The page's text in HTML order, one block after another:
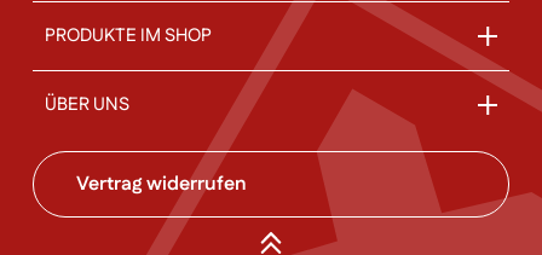
PRODUKTE IM SHOP
ÜBER UNS
Vertrag widerrufen